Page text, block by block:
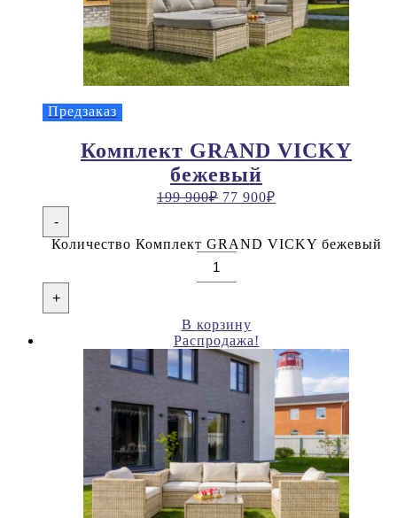
Предзаказ
Комплект GRAND VICKY
бежевый
199 900₽ 77 900₽
-
Количество Комплект GRAND VICKY бежевый
+
В корзину
Распродажа!